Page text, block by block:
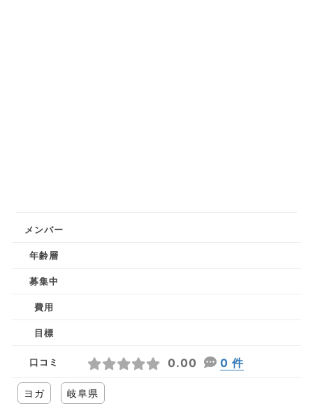
メンバー
年齢層
募集中
費用
目標
口コミ 0.00 0 件
ヨガ 岐阜県